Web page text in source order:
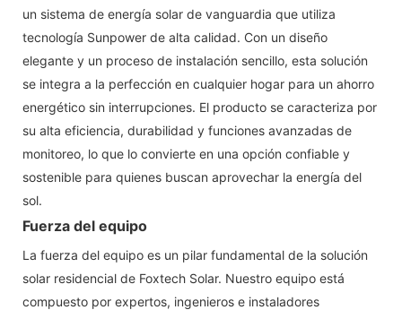
un sistema de energía solar de vanguardia que utiliza
tecnología Sunpower de alta calidad. Con un diseño
elegante y un proceso de instalación sencillo, esta solución
se integra a la perfección en cualquier hogar para un ahorro
energético sin interrupciones. El producto se caracteriza por
su alta eficiencia, durabilidad y funciones avanzadas de
monitoreo, lo que lo convierte en una opción confiable y
sostenible para quienes buscan aprovechar la energía del
sol.
Fuerza del equipo
La fuerza del equipo es un pilar fundamental de la solución
solar residencial de Foxtech Solar. Nuestro equipo está
compuesto por expertos, ingenieros e instaladores